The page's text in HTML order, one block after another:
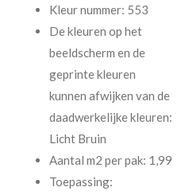
Kleur nummer: 553
De kleuren op het
beeldscherm en de
geprinte kleuren
kunnen afwijken van de
daadwerkelijke kleuren:
Licht Bruin
Aantal m2 per pak: 1,99
Toepassing: